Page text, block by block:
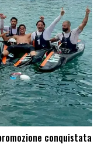
conquistata